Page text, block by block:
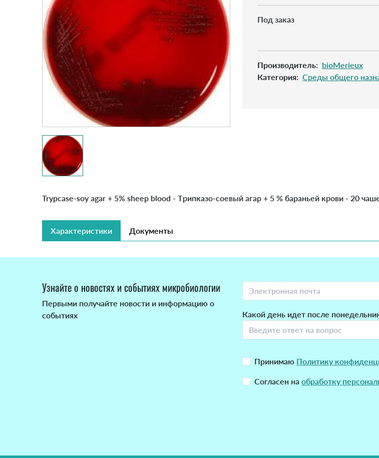
Под заказ
Производитель: bioMerieux
Категория: Cреды общего
Trypcase-soy agar + 5% sheep blood - Tрипказо-соевый агар + 5 % бараньей крови - 20
Характеристики Документы
Узнайте о новостях и событиях микробиологии
Первыми получайте новости и информацию о
событиях
Какой день идет после
Принимаю Политику
Согласен на обработку